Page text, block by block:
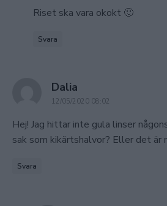
Riset ska vara okokt 🙂
Svara
Dalia
12/05/2020 08:02
Hej! Jag hittar inte gula linser
sak som kikärtshalvor? Eller det är
Svara